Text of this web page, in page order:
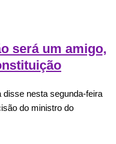
será um amigo,
nesta segunda-feira
do ministro do